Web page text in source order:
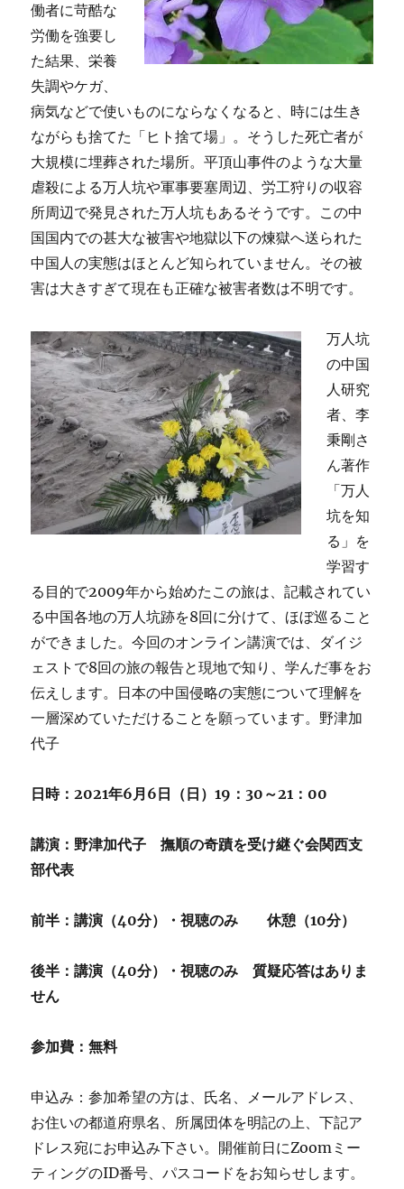
働者に苛酷な
労働を強要し
た結果、栄養
失調やケガ、
病気などで使いものにならなくなると、時には生き
ながらも捨てた「ヒト捨て場」。そうした死亡者が
大規模に埋葬された場所。平頂山事件のような大量
虐殺による万人坑や軍事要塞周辺、労工狩りの収容
所周辺で発見された万人坑もあるそうです。この中
国国内での甚大な被害や地獄以下の煉獄へ送られた
中国人の実態はほとんど知られていません。その被
害は大きすぎて現在も正確な被害者数は不明です。
万人坑
の中国
人研究
者、李
秉剛さ
ん著作
「万人
坑を知
る」を
学習す
る目的で2009年から始めたこの旅は、記載されてい
る中国各地の万人坑跡を8回に分けて、ほぼ巡ること
ができました。今回のオンライン講演では、ダイジ
ェストで8回の旅の報告と現地で知り、学んだ事をお
伝えします。日本の中国侵略の実態について理解を
一層深めていただけることを願っています。野津加
代子
日時：2021年6月6日（日）19：30～21：00
講演：野津加代子 撫順の奇蹟を受け継ぐ会関西支
部代表
前半：講演（40分）・視聴のみ 休憩（10分）
後半：講演（40分）・視聴のみ 質疑応答はありま
せん
参加費：無料
申込み：参加希望の方は、氏名、メールアドレス、
お住いの都道府県名、所属団体を明記の上、下記ア
ドレス宛にお申込み下さい。開催前日にZoomミー
ティングのID番号、パスコードをお知らせします。